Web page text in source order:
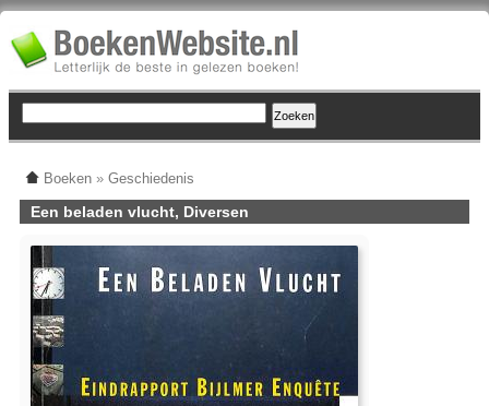
Boeken » Geschiedenis
Een beladen vlucht, Diversen